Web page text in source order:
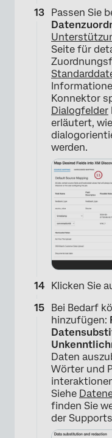
Passen Sie
Seite für
Konnektor
Dialogfelder
erläutert,
werden.
Klicken Sie
Bei Bedarf
hinzufügen:
Daten
Wörter und
Siehe
finden Sie
der